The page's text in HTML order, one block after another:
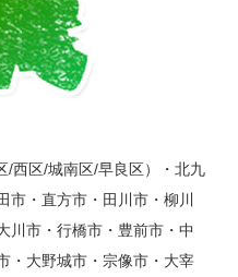
/西区/城南区/早良区）・北九
市・直方市・田川市・柳川
川市・行橋市・豊前市・中
・大野城市・宗像市・大宰